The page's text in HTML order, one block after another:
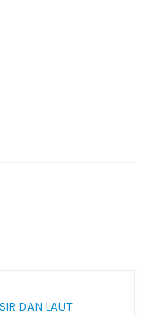
DAN LAUT